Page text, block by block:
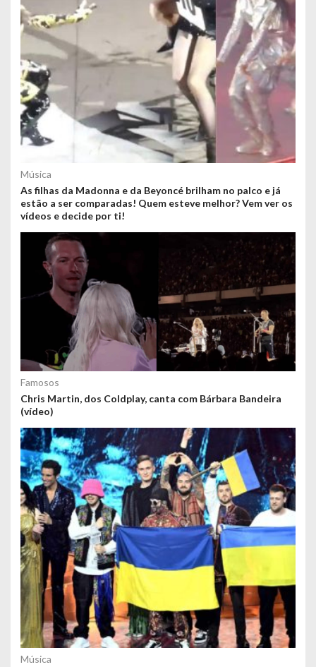
Música
As filhas da Madonna e da Beyoncé brilham no palco e já
estão a ser comparadas! Quem esteve melhor? Vem ver os
vídeos e decide por ti!
Famosos
Chris Martin, dos Coldplay, canta com Bárbara Bandeira
(vídeo)
Música